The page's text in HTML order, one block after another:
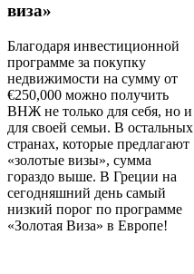
виза»
Благодаря инвестиционной
программе за покупку
недвижимости на сумму от
€250,000 можно получить
ВНЖ не только для себя, но и
для своей семьи. В остальных
странах, которые предлагают
«золотые визы», сумма
гораздо выше. В Греции на
сегодняшний день самый
низкий порог по программе
«Золотая Виза» в Европе!